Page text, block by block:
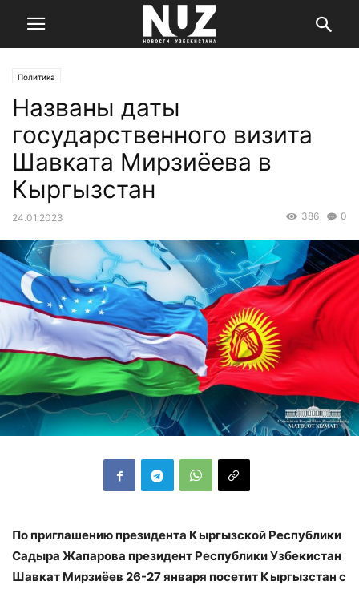
Политика
Названы даты
государственного визита
Шавката Мирзиёева в
Кыргызстан
24.01.2023 0
386
По приглашению президента Кыргызской Республики
Садыра Жапарова президент Республики Узбекистан
Шавкат Мирзиёев 26-27 января посетит Кыргызстан с